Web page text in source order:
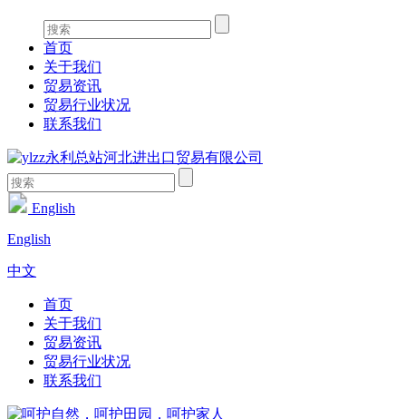
首页
关于我们
贸易资讯
贸易行业状况
联系我们
English
English
中文
首页
关于我们
贸易资讯
贸易行业状况
联系我们